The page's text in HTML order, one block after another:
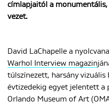
címlapjaitól a
vezet.
David LaChapelle a
Warhol Interview magazin
túlszínezett, harsány
évtizedekig egyet jelentett a
Orlando Museum of Art